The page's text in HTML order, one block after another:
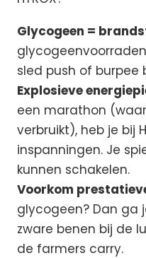
Glycogeen =
sled push of burpee
Explosieve
een marathon
verbruikt), heb je bij
inspanningen. Je
kunnen schakelen.
Voorkom
glycogeen? Dan ga
zware benen bij de
de farmers carry.